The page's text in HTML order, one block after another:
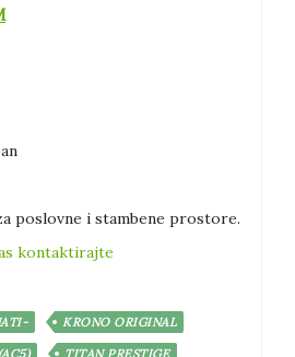
Trenutna
poslovne i stambene prostore.
kontaktirajte
KRONO ORIGINAL
TITAN PRESTIGE